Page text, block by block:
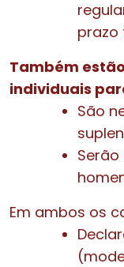
prazo
Também
individuais
São
Em ambos os